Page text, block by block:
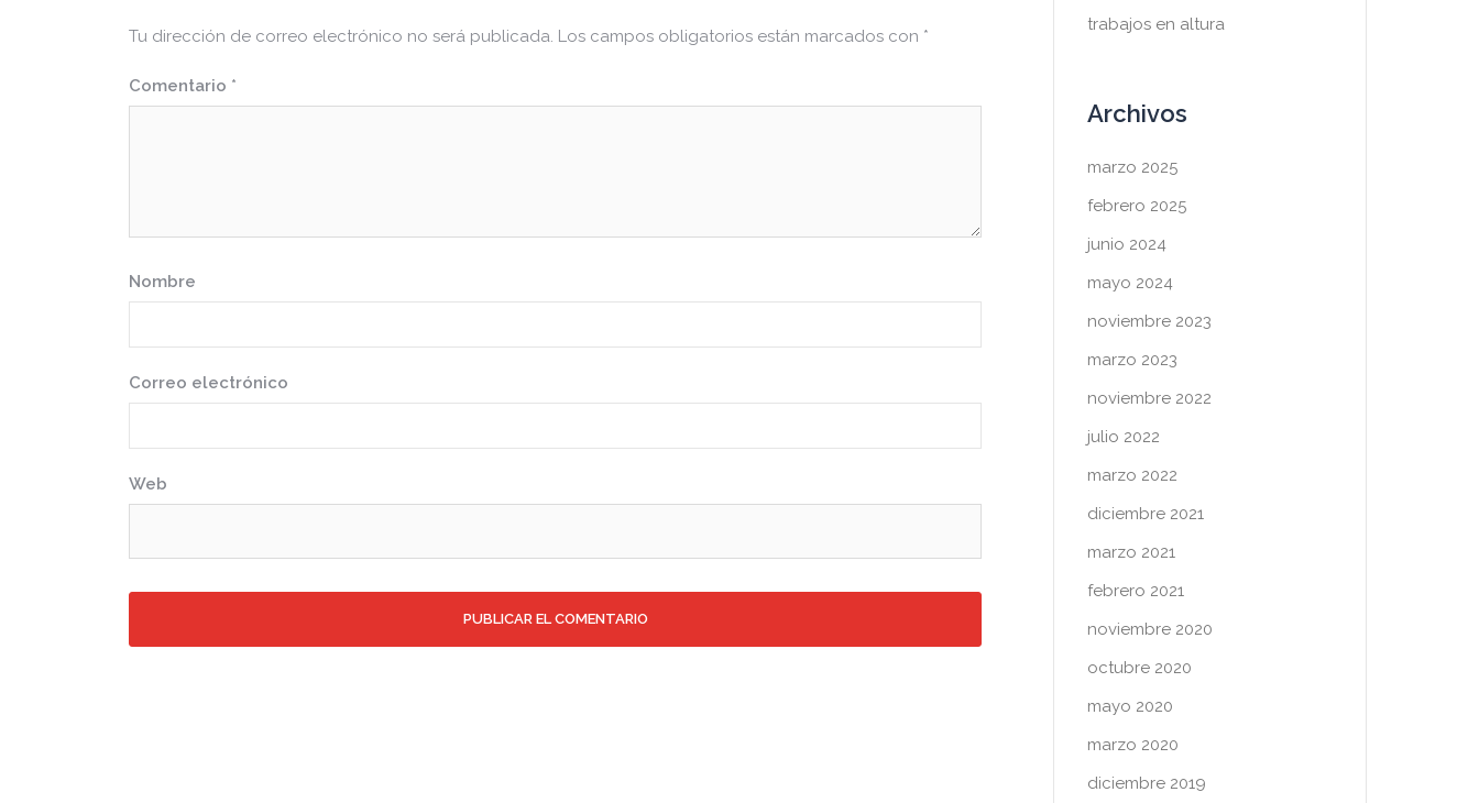
Tu dirección de correo electrónico no será publicada. Los campos obligatorios están marcados con *
Comentario *
Nombre
Correo electrónico
Web
trabajos en altura
Archivos
marzo 2025
febrero 2025
junio 2024
mayo 2024
noviembre 2023
marzo 2023
noviembre 2022
julio 2022
marzo 2022
diciembre 2021
marzo 2021
febrero 2021
noviembre 2020
octubre 2020
mayo 2020
marzo 2020
diciembre 2019